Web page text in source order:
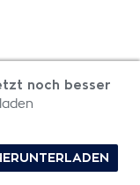
noch besser